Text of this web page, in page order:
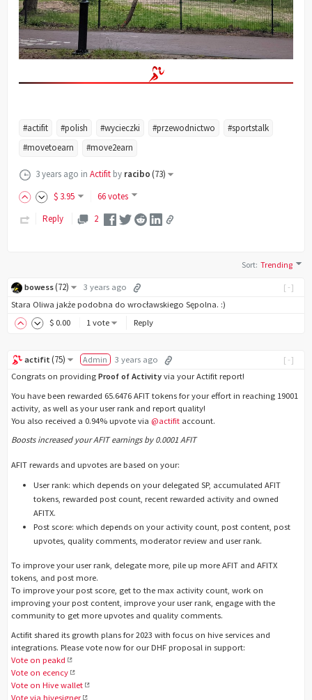
#actifit #polish #wycieczki #przewodnictwo
#sportstalk
#movetoearn
#move2earn
3 years ago in Actifit by racibo(73)
$ 3.95
66 votes
Reply
2
Sort:Trending
[-]
bowess(72)
3 years ago
Stara Oliwa jakże podobna do wrocławskiego Sępolna. :)
$ 0.00 1 vote Reply
[-]
actifit (75) Admin
3 years ago
Congrats on providing Proof of Activity via your Actifit report!
You have been rewarded 65.6476 AFIT tokens for your effort in reaching 19001
activity, as well as your user rank and report quality!
You also received a 0.94% upvote via @actifit account.
Boosts increased your AFIT earnings by 0.0001 AFIT
AFIT rewards and upvotes are based on your:
User rank: which depends on your delegated SP, accumulated AFIT
tokens, rewarded post count, recent rewarded activity and owned
AFITX.
Post score: which depends on your activity count, post content, post
upvotes, quality comments, moderator review and user rank.
To improve your user rank, delegate more, pile up more AFIT and AFITX
tokens, and post more.
To improve your post score, get to the max activity count, work on
improving your post content, improve your user rank, engage with the
community to get more upvotes and quality comments.
Actifit shared its growth plans for 2023 with focus on hive services and
integrations. Please vote now for our DHF proposal in support:
Vote on peakd
Vote on ecency
Vote on Hive wallet
Vote via hivesigner